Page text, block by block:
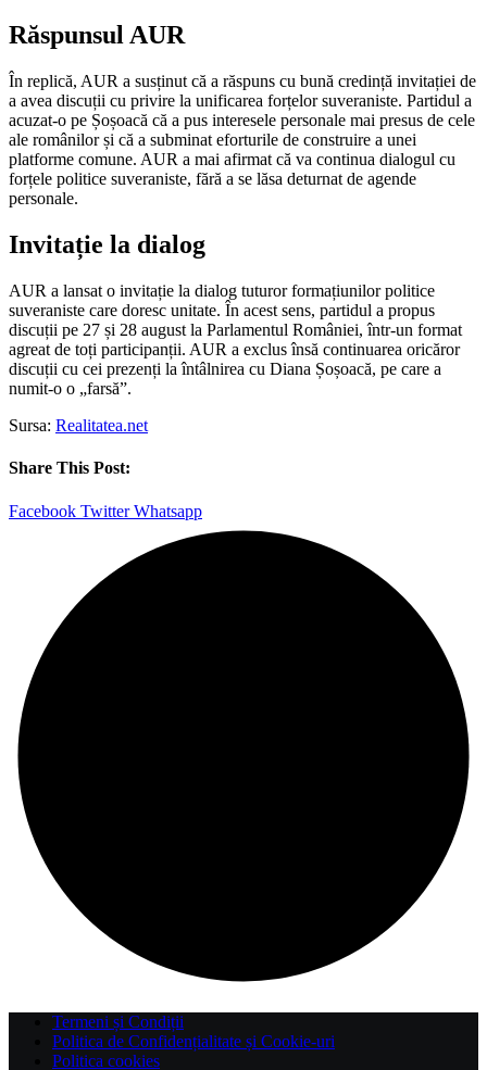
Răspunsul AUR
În replică, AUR a susținut că a răspuns cu bună credință invitației de
a avea discuții cu privire la unificarea forțelor suveraniste. Partidul a
acuzat-o pe Șoșoacă că a pus interesele personale mai presus de cele
ale românilor și că a subminat eforturile de construire a unei
platforme comune. AUR a mai afirmat că va continua dialogul cu
forțele politice suveraniste, fără a se lăsa deturnat de agende
personale.
Invitație la dialog
AUR a lansat o invitație la dialog tuturor formațiunilor politice
suveraniste care doresc unitate. În acest sens, partidul a propus
discuții pe 27 și 28 august la Parlamentul României, într-un format
agreat de toți participanții. AUR a exclus însă continuarea oricăror
discuții cu cei prezenți la întâlnirea cu Diana Șoșoacă, pe care a
numit-o o „farsă”.
Sursa: Realitatea.net
Share This Post:
Facebook Twitter Whatsapp
Termeni și Condiții
Politica de Confidențialitate și Cookie-uri
Politica cookies